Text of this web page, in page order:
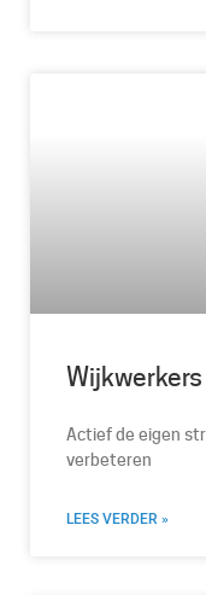
Wijkwerkers
Actief de eigen
verbeteren
LEES VERDER »